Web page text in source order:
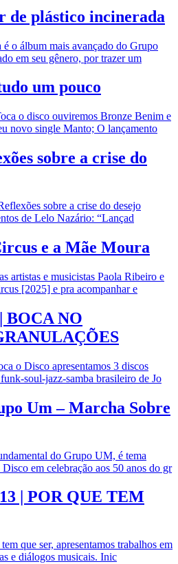
de plástico incinerada
o álbum mais avançado do Grupo
em seu gênero, por trazer um
um pouco
o disco ouviremos Bronze Benim e
novo single Manto; O lançamento
sobre a crise do
sobre a crise do desejo
de Lelo Nazário: “Lançad
e a Mãe Moura
artistas e musicistas Paola Ribeiro e
[2025] e pra acompanhar e
BOCA NO
o Disco apresentamos 3 discos
soul-jazz-samba brasileiro de Jo
Um – Marcha Sobre
do Grupo UM, é tema
em celebração aos 50 anos do gr
| POR QUE TEM
que ser, apresentamos trabalhos em
e diálogos musicais. Inic